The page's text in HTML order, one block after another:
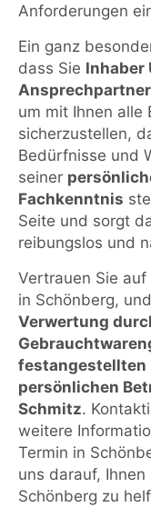
Anforderungen
Ein ganz
dass Sie Inhaber
Ansprechpartner
um mit Ihnen alle
sicherzustellen,
Bedürfnisse und
seiner
Fachkenntnis
Seite und sorgt
reibungslos und
Vertrauen Sie auf
in Schönberg,
Verwertung
festangestellten
persönlichen
Schmitz.
weitere
Termin in
uns darauf,
Schönberg zu